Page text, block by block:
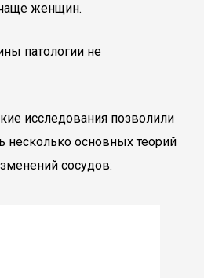
женщин.
патологии не
исследования позволили
несколько основных теорий
сосудов: